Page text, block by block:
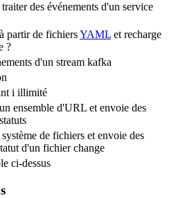
des événements d'un service
partir de fichiersYAML et recharge
?
d'un stream kafka
i illimité
ensemble d'URL et envoie des
système de fichiers et envoie des
d'un fichier change
ci-dessus